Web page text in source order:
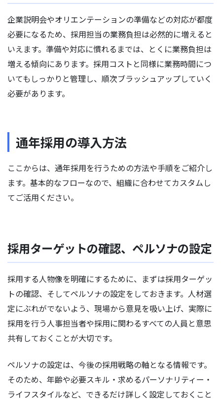
企業説明会やオリエンテーションの準備などの対応が都度
必要になるため、採用担当の業務負担は必然的に増えると
いえます。準備や対応に慣れるまでは、とくに業務負担は
増える傾向にあります。採用コストと同様に業務時間につ
いてもしっかりと管理し、順次ブラッシュアップしていく
必要があります。
通年採用の導入方法
ここからは、通年採用を行うための方法や手順をご紹介し
ます。基本的なフローなので、組織に合わせてカスタムし
てご活用ください。
採用ターゲットの確認、ペルソナの設定
採用する人物像を明確にするために、まずは採用ターゲッ
トの確認、そしてペルソナの設定をしておきます。人材選
定にぶれがでないよう、現場から意見を吸い上げ、実際に
採用を行う人事担当者や採用に関わるすべての人員と意思
共有しておくことが大切です。
ペルソナの設定は、今後の採用戦略の軸となる情報です。
そのため、年齢や必要スキル・求めるパーソナリティー・
ライフスタイルなど、できるだけ詳しく設定しておくこと